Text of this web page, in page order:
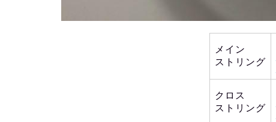
メイン
ストリング
クロス
ストリング